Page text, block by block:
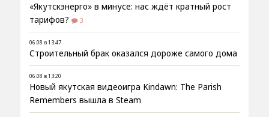
«Якутскэнерго» в минусе: нас ждёт кратный рост
тарифов?
3
06.08 в 13:47
Строительный брак оказался дороже самого дома
06.08 в 13:20
Новый якутская видеоигра Kindawn: The Parish
Remembers вышла в Steam